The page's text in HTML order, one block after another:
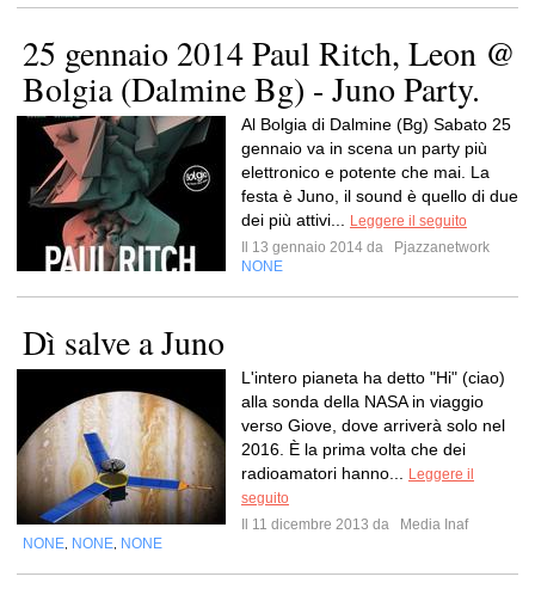
25 gennaio 2014 Paul Ritch, Leon @
Bolgia (Dalmine Bg) - Juno Party.
Al Bolgia di Dalmine (Bg) Sabato 25
gennaio va in scena un party più
elettronico e potente che mai. La
festa è Juno, il sound è quello di due
dei più attivi...
Leggere il seguito
Il 13 gennaio 2014 da
Pjazzanetwork
NONE
Dì salve a Juno
L'intero pianeta ha detto "Hi" (ciao)
alla sonda della NASA in viaggio
verso Giove, dove arriverà solo nel
2016. È la prima volta che dei
radioamatori hanno...
Leggere il
seguito
Il 11 dicembre 2013 da
Media Inaf
NONE NONE NONE